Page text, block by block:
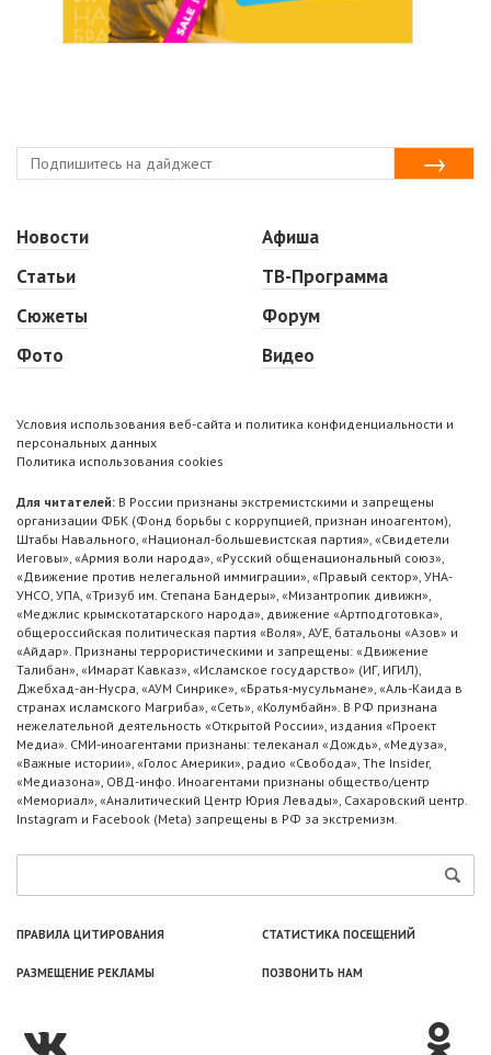
Новости
Статьи
Сюжеты
Фото
Афиша
ТВ-Программа
Форум
Видео
Условия использования веб-сайта и политика конфиденциальности и
персональных данных
Политика использования cookies
Для читателей: В России признаны экстремистскими и запрещены
организации ФБК (Фонд борьбы с коррупцией, признан иноагентом),
Штабы Навального, «Национал-большевистская партия», «Свидетели
Иеговы», «Армия воли народа», «Русский общенациональный союз»,
«Движение против нелегальной иммиграции», «Правый сектор», УНА-
УНСО, УПА, «Тризуб им. Степана Бандеры», «Мизантропик дивижн»,
«Меджлис крымскотатарского народа», движение «Артподготовка»,
общероссийская политическая партия «Воля», АУЕ, батальоны «Азов» и
«Айдар». Признаны террористическими и запрещены: «Движение
Талибан», «Имарат Кавказ», «Исламское государство» (ИГ, ИГИЛ),
Джебхад-ан-Нусра, «АУМ Синрике», «Братья-мусульмане», «Аль-Каида в
странах исламского Магриба», «Сеть», «Колумбайн». В РФ признана
нежелательной деятельность «Открытой России», издания «Проект
Медиа». СМИ-иноагентами признаны: телеканал «Дождь», «Медуза»,
«Важные истории», «Голос Америки», радио «Свобода», The Insider,
«Медиазона», ОВД-инфо. Иноагентами признаны общество/центр
«Мемориал», «Аналитический Центр Юрия Левады», Сахаровский центр.
Instagram и Facebook (Metа) запрещены в РФ за экстремизм.
ПРАВИЛА ЦИТИРОВАНИЯ СТАТИСТИКА ПОСЕЩЕНИЙ
РАЗМЕЩЕНИЕ РЕКЛАМЫ ПОЗВОНИТЬ НАМ